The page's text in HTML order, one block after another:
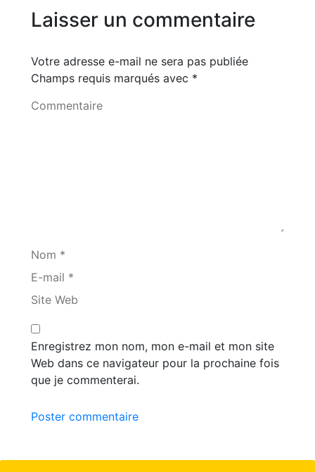
Laisser un commentaire
Votre adresse e-mail ne sera pas publiée
Champs requis marqués avec *
Commentaire
Nom *
E-mail *
Site Web
Enregistrez mon nom, mon e-mail et mon site
Web dans ce navigateur pour la prochaine fois
que je commenterai.
Poster commentaire